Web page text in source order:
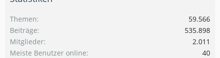
Themen
59.566
Beiträge
535.898
Mitglieder
2.011
Meiste Benutzer online
40